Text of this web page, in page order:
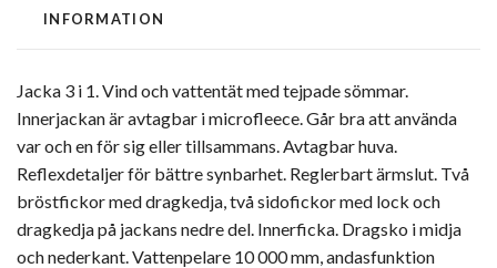
INFORMATION
Jacka 3 i 1. Vind och vattentät med tejpade sömmar.
Innerjackan är avtagbar i microfleece. Går bra att använda
var och en för sig eller tillsammans. Avtagbar huva.
Reflexdetaljer för bättre synbarhet. Reglerbart ärmslut. Två
bröstfickor med dragkedja, två sidofickor med lock och
dragkedja på jackans nedre del. Innerficka. Dragsko i midja
och nederkant. Vattenpelare 10 000 mm, andasfunktion